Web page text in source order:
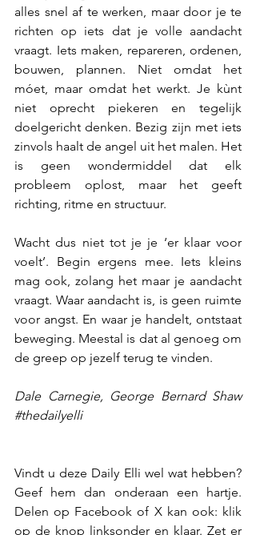
alles snel af te werken, maar door je te
richten op iets dat je volle aandacht
vraagt. Iets maken, repareren, ordenen,
bouwen, plannen. Niet omdat het
móet, maar omdat het werkt. Je kùnt
niet oprecht piekeren en tegelijk
doelgericht denken. Bezig zijn met iets
zinvols haalt de angel uit het malen. Het
is geen wondermiddel dat elk
probleem oplost, maar het geeft
richting, ritme en structuur.
Wacht dus niet tot je je ‘er klaar voor
voelt’. Begin ergens mee. Iets kleins
mag ook, zolang het maar je aandacht
vraagt. Waar aandacht is, is geen ruimte
voor angst. En waar je handelt, ontstaat
beweging. Meestal is dat al genoeg om
de greep op jezelf terug te vinden.
Dale Carnegie, George Bernard Shaw
#thedailyelli
Vindt u deze Daily Elli wel wat hebben?
Geef hem dan onderaan een hartje.
Delen op Facebook of X kan ook: klik
op de knop linksonder en klaar. Zet er